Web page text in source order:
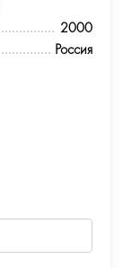
2000
Россия